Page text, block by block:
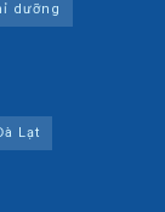
dưỡng
Lạt